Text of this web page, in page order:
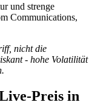
und strenge
Communications,
nicht die
- hohe Volatilität
Preis in